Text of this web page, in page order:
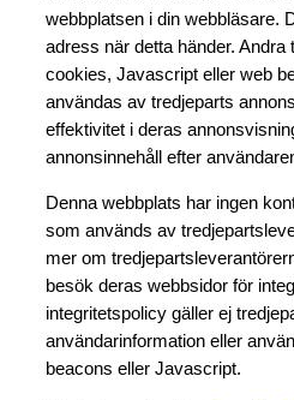
webbplatsen i din webbläsare.
adress när detta händer. Andra
cookies, Javascript eller web
användas av tredjeparts
effektivitet i deras
annonsinnehåll efter
Denna webbplats har ingen
som används av
mer om
besök deras webbsidor för
integritetspolicy gäller ej
användarinformation eller
beacons eller Javascript.